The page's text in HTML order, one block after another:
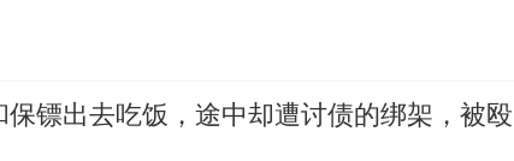
保镖出去吃饭，途中却遭讨债的绑架，被殴